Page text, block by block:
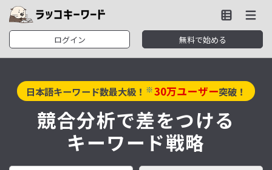
ログイン 無料で始める
日本語キーワード数最大級！ ※30万ユーザー突破！
競合分析で差をつける
キーワード戦略